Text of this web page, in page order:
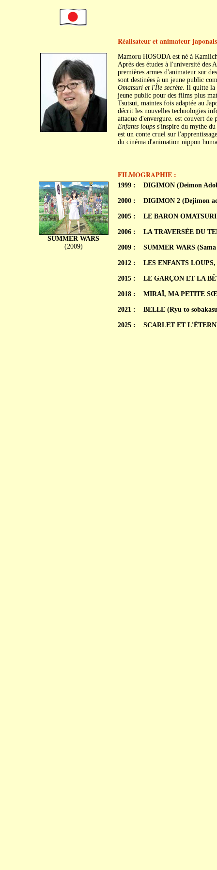
Réalisateur et animateur japonais
Mamoru HOSODA est né à
Après des études à l'université des
premières armes d'animateur sur
sont destinées à un jeune public
Omatsuri et l'Île secrète. Il quitte la
jeune public pour des films plus
Tsutsui, maintes fois adaptée au
décrit les nouvelles technologies
attaque d'envergure. est couvert
Enfants loupss'inspire du mythe du
est un conte cruel sur
du cinéma d'animation nippon
FILMOGRAPHIE :
SUMMER WARS
(2009)
1999 :
2000 :
2005 :
2006 :
2009 :
2012 :
2015 :
2018 :
2021 :
2025 :
DIGIMON (Deimon
DIGIMON 2 (Dejimon
LE BARON
LA TRAVERSÉE DU
SUMMER WARS
LES ENFANTS
LE GARÇON ET LA
MIRAÏ, MA PETITE
BELLE (Ryu to
SCARLET ET